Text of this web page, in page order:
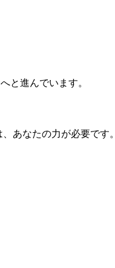
と進んでいます。
あなたの力が必要です。